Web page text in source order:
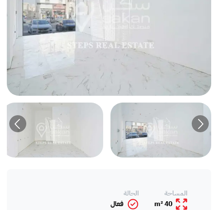
المساحة
40 m²
الحالة
فعال